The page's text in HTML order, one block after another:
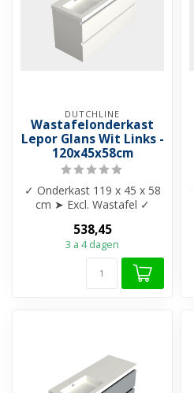
DUTCHLINE
Wastafelonderkast
Lepor Glans Wit Links -
120x45x58cm
✓ Onderkast 119 x 45 x 58
cm ➤ Excl. Wastafel ✓
diepe gr...
538,45
3 a 4 dagen